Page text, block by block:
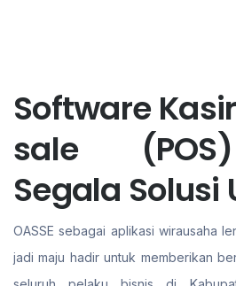
Software
sale
Segala Solusi
OASSE sebagai aplikasi wirausaha
jadi maju hadir untuk memberikan